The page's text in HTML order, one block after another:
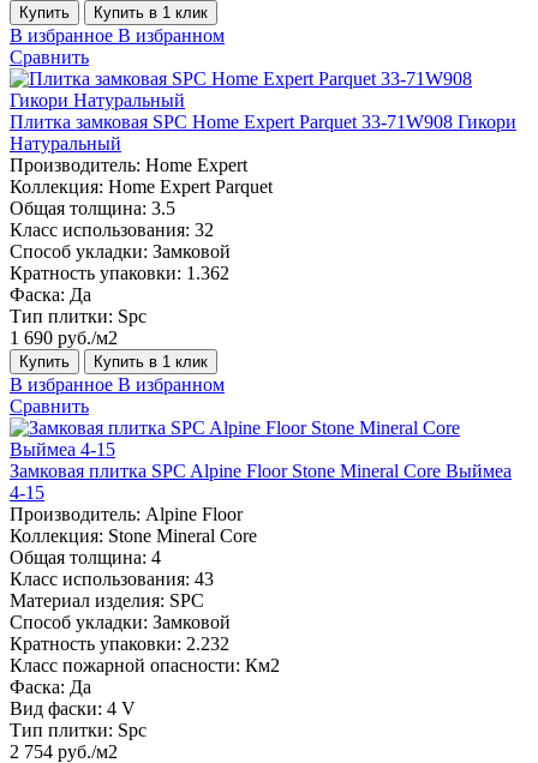
Купить Купить в 1 клик
В избранное В избранном
Сравнить
Плитка замковая SPC Home Expert Parquet 33-71W908 Гикори
Натуральный
Производитель: Home Expert
Коллекция: Home Expert Parquet
Общая толщина: 3.5
Класс использования: 32
Способ укладки: Замковой
Кратность упаковки: 1.362
Фаска: Да
Тип плитки: Spc
1 690 руб./м2
Купить Купить в 1 клик
В избранное В избранном
Сравнить
Замковая плитка SPC Alpine Floor Stone Mineral Core Выймеа
4-15
Производитель: Alpine Floor
Коллекция: Stone Mineral Core
Общая толщина: 4
Класс использования: 43
Материал изделия: SPC
Способ укладки: Замковой
Кратность упаковки: 2.232
Класс пожарной опасности: Км2
Фаска: Да
Вид фаски: 4 V
Тип плитки: Spc
2 754 руб./м2